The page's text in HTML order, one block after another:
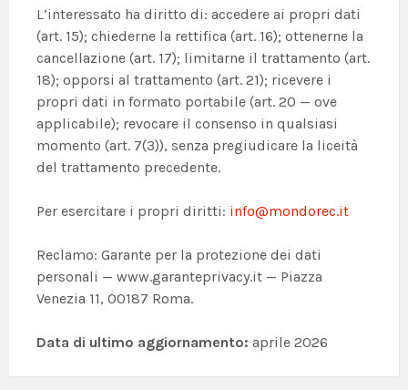
L’interessato ha diritto di: accedere ai propri dati
(art. 15); chiederne la rettifica (art. 16); ottenerne la
cancellazione (art. 17); limitarne il trattamento (art.
18); opporsi al trattamento (art. 21); ricevere i
propri dati in formato portabile (art. 20 — ove
applicabile); revocare il consenso in qualsiasi
momento (art. 7(3)), senza pregiudicare la liceità
del trattamento precedente.
Per esercitare i propri diritti: info@mondorec.it
Reclamo: Garante per la protezione dei dati
personali — www.garanteprivacy.it — Piazza
Venezia 11, 00187 Roma.
Data di ultimo aggiornamento: aprile 2026